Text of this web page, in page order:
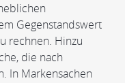
Gegenstandswert
rechnen. Hinzu
die nach
In Markensachen